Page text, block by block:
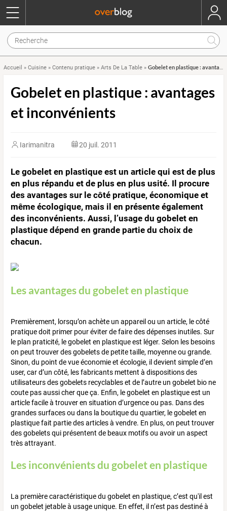
Accueil » Cuisine » Contenu pratique » Arts De La Table » Gobelet en plastique : avantages et inconvénients
Gobelet en plastique : avantages
et inconvénients
Iarimanitra 20 juil. 2011
Le gobelet en plastique est un article qui est de plus
en plus répandu et de plus en plus usité. Il procure
des avantages sur le côté pratique, économique et
même écologique, mais il en présente également
des inconvénients. Aussi, l’usage du gobelet en
plastique dépend en grande partie du choix de
chacun.
Les avantages du gobelet en plastique
Premièrement, lorsqu’on achète un appareil ou un article, le côté
pratique doit primer pour éviter de faire des dépenses inutiles. Sur
le plan praticité, le gobelet en plastique est léger. Selon les besoins
on peut trouver des gobelets de petite taille, moyenne ou grande.
Sinon, du point de vue économie et écologie, il devient simple d’en
user, car d’un côté, les fabricants mettent à dispositions des
utilisateurs des gobelets recyclables et de l’autre un gobelet bio ne
coute pas aussi cher que ça. Enfin, le gobelet en plastique est un
article facile à trouver en situation d’urgence ou pas. Dans des
grandes surfaces ou dans la boutique du quartier, le gobelet en
plastique fait partie des articles à vendre. En plus, on peut trouver
des gobelets qui présentent de beaux motifs ou avoir un aspect
très attrayant.
Les inconvénients du gobelet en plastique
La première caractéristique du gobelet en plastique, c’est qu'il est
un gobelet jetable à usage unique. En effet, il n’est pas destiné à